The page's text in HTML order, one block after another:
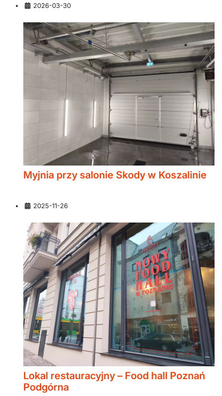
Myjnia przy salonie Skody w Koszalinie
Szczegóły
2026-03-30
Lokal restauracyjny – Food hall Poznań
Podgórna
Szczegóły
2025-11-26